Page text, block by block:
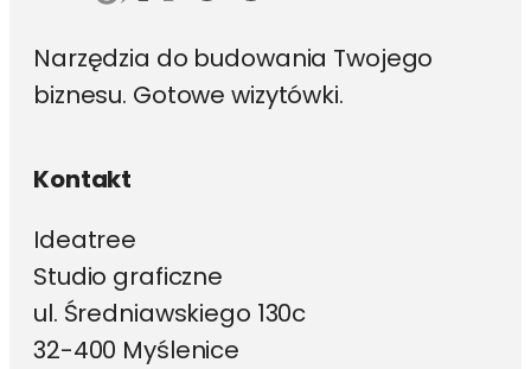
Narzędzia do budowania Twojego
biznesu. Gotowe wizytówki.
Kontakt
Ideatree
Studio graficzne
ul. Średniawskiego 130c
32-400 Myślenice